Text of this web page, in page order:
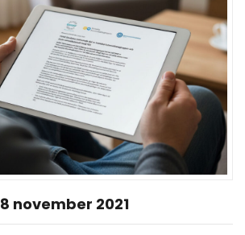
8 november 2021